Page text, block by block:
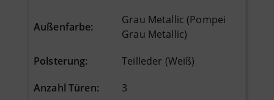
Außenfarbe:
Grau Metallic (Pompei
Grau Metallic)
Polsterung:
Teilleder (Weiß)
Anzahl Türen:
3